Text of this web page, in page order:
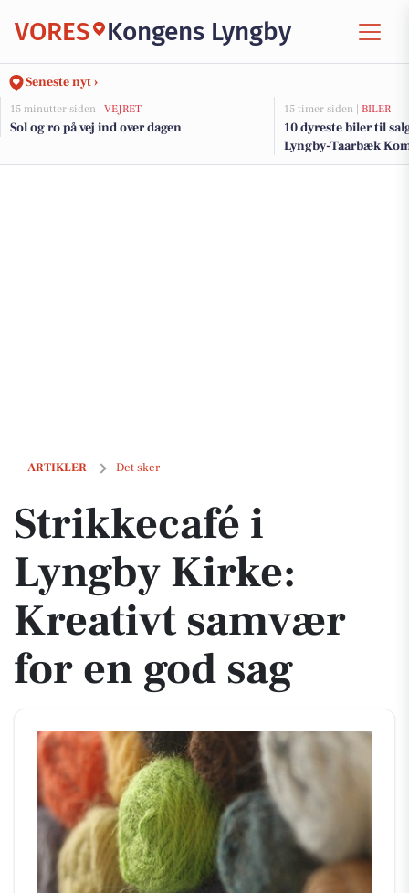
VORES Kongens Lyngby
Seneste nyt ›
15 minutter siden | VEJRET
Sol og ro på vej ind over dagen
15 timer siden | BILER
10 dyreste biler til
Lyngby-Taarbæk
ARTIKLER Det sker
Strikkecafé i Lyngby Kirke: Kreativt samvær for en god sag
Strikkecafé i
Lyngby Kirke:
Kreativt samvær
for en god sag